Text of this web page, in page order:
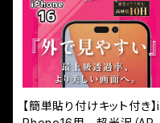
【簡単貼り付けキット付き】i